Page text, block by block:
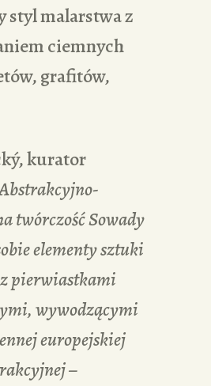
styl malarstwa z
ciemnych
grafitów,
kurator
twórczość Sowady
elementy sztuki
pierwiastkami
wywodzącymi
europejskiej
–